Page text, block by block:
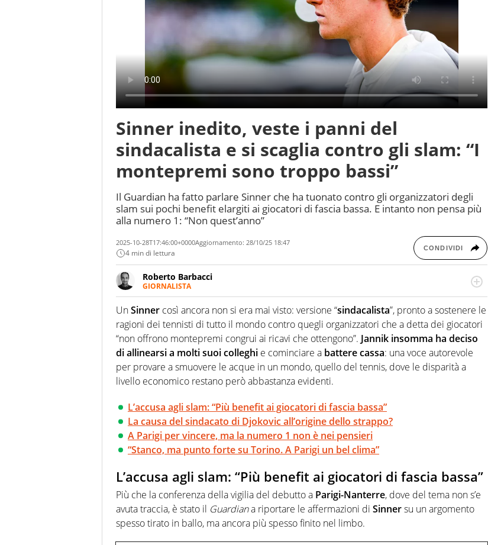
Sinner inedito, veste i panni del
sindacalista e si scaglia contro gli slam: “I
montepremi sono troppo bassi”
Il Guardian ha fatto parlare Sinner che ha tuonato contro gli organizzatori degli
slam sui pochi benefit elargiti ai giocatori di fascia bassa. E intanto non pensa più
alla numero 1: “Non quest’anno”
2025-10-28T17:46:00+0000Aggiornamento: 28/10/25 18:47
4 min di lettura CONDIVIDI
Roberto Barbacci
GIORNALISTA
Giornalista (pubblicista) sportivo a tutto campo, è il tuttologo di Virgilio Sport. Provate a
chiedergli di boxe, di scherma, di volley o di curling: ve ne farà innamorare
UnSinner così ancora non si era mai visto: versione “sindacalista”, pronto a sostenere le
ragioni dei tennisti di tutto il mondo contro quegli organizzatori che a detta dei giocatori
“non offrono montepremi congrui ai ricavi che ottengono”. Jannik insomma ha deciso
di allinearsi a molti suoi colleghi e cominciare a battere cassa: una voce autorevole
per provare a smuovere le acque in un mondo, quello del tennis, dove le disparità a
livello economico restano però abbastanza evidenti.
L’accusa agli slam: “Più benefit ai giocatori di fascia bassa”
La causa del sindacato di Djokovic all’origine dello strappo?
A Parigi per vincere, ma la numero 1 non è nei pensieri
“Stanco, ma punto forte su Torino. A Parigi un bel clima”
L’accusa agli slam: “Più benefit ai giocatori di fascia bassa”
Più che la conferenza della vigilia del debutto a Parigi-Nanterre, dove del tema non s’e
avuta traccia, è stato il Guardiana riportare le affermazioni di Sinnersu un argomento
spesso tirato in ballo, ma ancora più spesso finito nel limbo.